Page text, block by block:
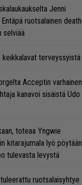
Jenni
ruotsalainen death
selviää
keikkalavat terveyssyistä
Acceptin varhainen
kanavoi sisäistä Udo
toteaa Yngwie
kitarajumala lyö pöytään
tulevasta levystä
ruotsalaisyhtye